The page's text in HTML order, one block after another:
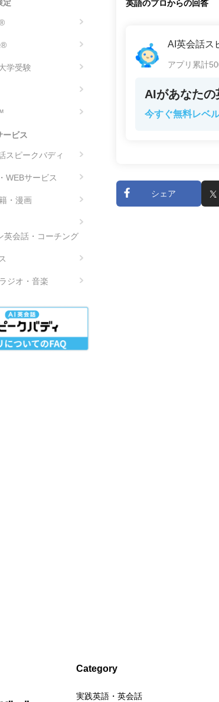
定
学受験
ービス
スピークバディ
WEBサービス
・漫画
英会話・コーチング
ジオ・音楽
英語のプロからの回答
AI英会話ス
アプリ累計
AIがあなたの
今すぐ無料レベ
シェア
Category
実践英語・英会話